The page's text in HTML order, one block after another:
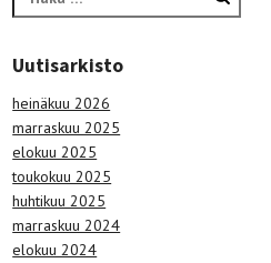
Uutisarkisto
heinäkuu 2026
marraskuu 2025
elokuu 2025
toukokuu 2025
huhtikuu 2025
marraskuu 2024
elokuu 2024